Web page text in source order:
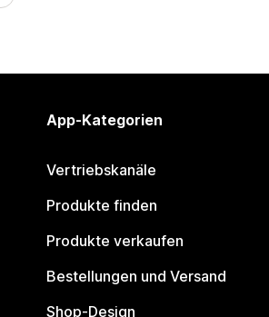
App-Kategorien
Vertriebskanäle
Produkte finden
Produkte verkaufen
Bestellungen und Versand
Shop-Design